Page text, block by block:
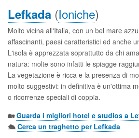
Lefkada (Ioniche)
Molto vicina all'Italia, con un bel mare
affascinanti, paesi caratteristici ed anche
L'isola è apprezzata soprattutto da chi
natura: molte sono infatti le spiagge
La vegetazione è ricca e la presenza di
molto suggestivi: in definitiva è un'ottima
o ricorrenze speciali di coppia.
🏡Guarda i migliori hotel e studios a
🛳️ Cerca un traghetto per Lefkada